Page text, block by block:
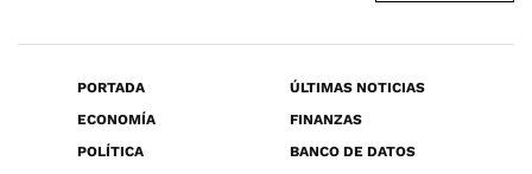
PORTADA
ÚLTIMAS NOTICIAS
ECONOMÍA
FINANZAS
POLÍTICA
BANCO DE DATOS